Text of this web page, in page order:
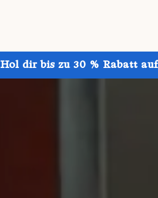
Hol dir bis zu 30 % Rabatt